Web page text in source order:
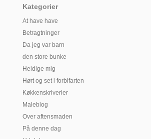
Kategorier
At have have
Betragtninger
Da jeg var barn
den store bunke
Heldige mig
Hørt og set i forbifarten
Køkkenskriverier
Maleblog
Over aftensmaden
På denne dag